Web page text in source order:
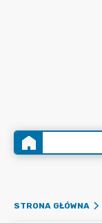
STRONA GŁÓWNA